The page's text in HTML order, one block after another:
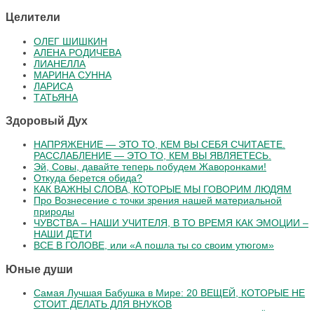
Целители
ОЛЕГ ШИШКИН
АЛЕНА РОДИЧЕВА
ЛИАНЕЛЛА
МАРИНА СУННА
ЛАРИСА
ТАТЬЯНА
Здоровый Дух
НАПРЯЖЕНИЕ — ЭТО ТО, КЕМ ВЫ СЕБЯ СЧИТАЕТЕ.
РАССЛАБЛЕНИЕ — ЭТО ТО, КЕМ ВЫ ЯВЛЯЕТЕСЬ.
Эй, Совы, давайте теперь побудем Жаворонками!
Откуда берется обида?
КАК ВАЖНЫ СЛОВА, КОТОРЫЕ МЫ ГОВОРИМ ЛЮДЯМ
Про Вознесение с точки зрения нашей материальной
природы
ЧУВСТВА – НАШИ УЧИТЕЛЯ, В ТО ВРЕМЯ КАК ЭМОЦИИ –
НАШИ ДЕТИ
ВСЕ В ГОЛОВЕ, или «А пошла ты со своим утюгом»
Юные души
Самая Лучшая Бабушка в Мире: 20 ВЕЩЕЙ, КОТОРЫЕ НЕ
СТОИТ ДЕЛАТЬ ДЛЯ ВНУКОВ